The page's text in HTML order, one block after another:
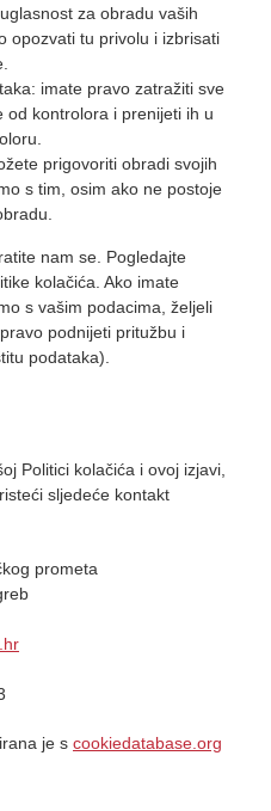
za obradu vaših
opozvati tu privolu i izbrisati
imate pravo zatražiti sve
od kontrolora i prenijeti ih u
prigovoriti obradi svojih
s tim, osim ako ne postoje
nam se. Pogledajte
kolačića. Ako imate
s vašim podacima, željeli
podnijeti pritužbu i
podataka).
Politici kolačića i ovoj izjavi,
sljedeće kontakt
prometa
je s cookiedatabase.org